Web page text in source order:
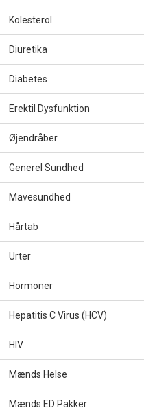
Kolesterol
Diuretika
Diabetes
Erektil Dysfunktion
Øjendråber
Generel Sundhed
Mavesundhed
Hårtab
Urter
Hormoner
Hepatitis C Virus (HCV)
HIV
Mænds Helse
Mænds ED Pakker